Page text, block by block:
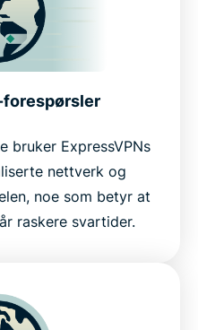
forespørsler
bruker ExpressVPNs
nettverk og
noe som betyr at
raskere svartider.